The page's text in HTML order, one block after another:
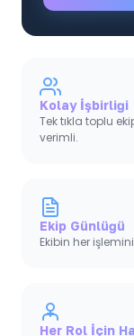
Kolay İşbirliği
Tek tıkla toplu
verimli.
Ekip Günlüğü
Ekibin her
Her Rol İçin